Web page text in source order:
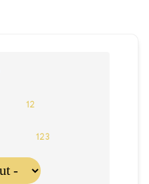
12
123